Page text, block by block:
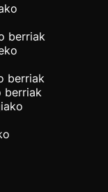
berriak
berriak
berriak